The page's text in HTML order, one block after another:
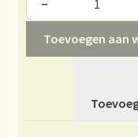
Déclaration de
Envío y entrega
−
Toevoegen aan